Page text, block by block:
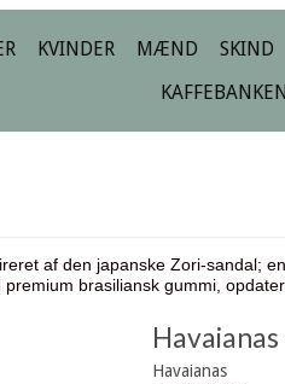
KVINDER MÆND SKIND
KAFFEBANKEN
af den japanske Zori-sandal;
brasiliansk gummi,
Havaianas